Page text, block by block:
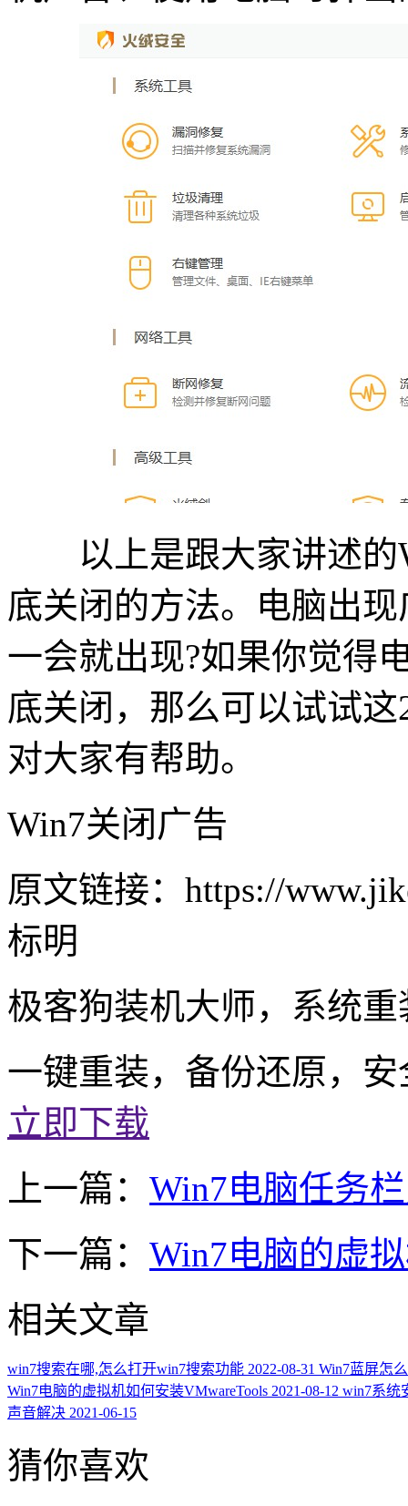
以上是跟大家讲述的
底关闭的方法。电脑出
一会就出现?如果你觉得
底关闭，那么可以试试
对大家有帮助。
Win7关闭广告
原文链接：https://
标明
极客狗装机大师，系统
一键重装，备份还原，
立即下载
上一篇： Win7电脑任务
下一篇： Win7电脑的虚
相关文章
win7搜索在哪,怎么打开win7搜索功能 2022-08-31 Win7蓝屏怎
Win7电脑的虚拟机如何安装VMwareTools 2021-08-12 win7系统
声音解决 2021-06-15
猜你喜欢